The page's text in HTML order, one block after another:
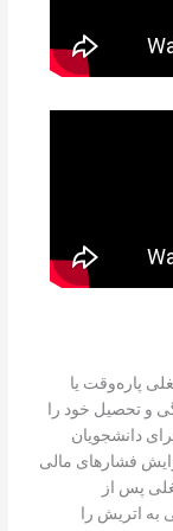
پاره‌وقت یا
و تحصیل خود را
دانشجویان
فشارهای مالی
پس از
به اتریش را